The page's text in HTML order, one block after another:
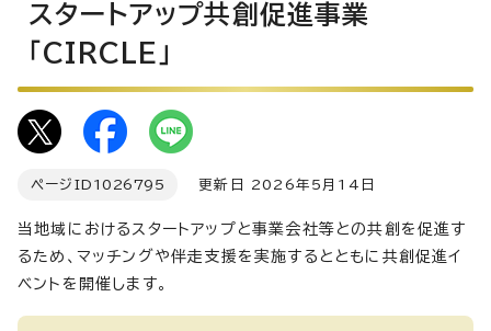
スタートアップ共創促進事業
「CIRCLE」
ページID 1026795 更新日 2026年5月14日
当地域におけるスタートアップと事業会社等との共創を促進す
るため、マッチングや伴走支援を実施するとともに共創促進イ
ベントを開催します。